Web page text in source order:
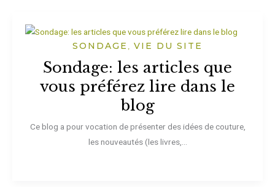
SONDAGE , VIE DU SITE
Sondage: les articles que
vous préférez lire dans le
blog
Ce blog a pour vocation de présenter des idées de couture,
les nouveautés (les livres,...